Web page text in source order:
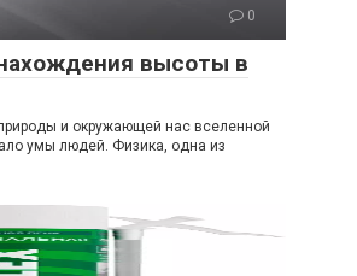
0
высоты в
и окружающей нас вселенной
умы людей. Физика, одна из